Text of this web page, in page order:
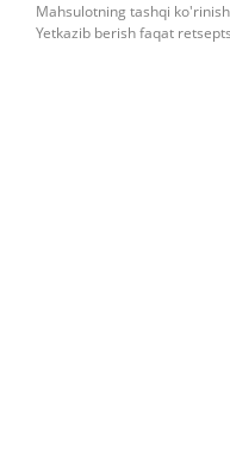
Mahsulotning tashqi
Yetkazib berish faqat